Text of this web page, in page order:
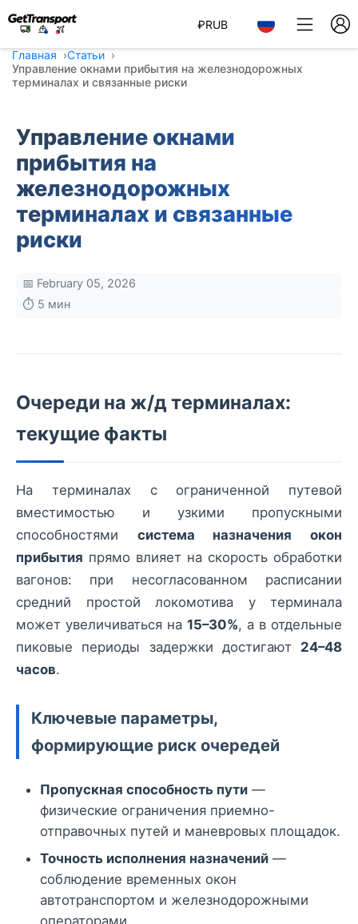
₽RUB
Главная
Статьи
Управление окнами прибытия на железнодорожных
терминалах и связанные риски
Управление окнами
прибытия на
железнодорожных
терминалах и связанные
риски
📅 February 05, 2026
⏱️ 5 мин
Очереди на ж/д терминалах:
текущие факты
На терминалах с ограниченной путевой
вместимостью и узкими пропускными
способностями система назначения окон
прибытия прямо влияет на скорость обработки
вагонов: при несогласованном расписании
средний простой локомотива у терминала
может увеличиваться на 15–30%, а в отдельные
пиковые периоды задержки достигают 24–48
часов.
Ключевые параметры,
формирующие риск очередей
Пропускная способность пути —
физические ограничения приемно-
отправочных путей и маневровых площадок.
Точность исполнения назначений —
соблюдение временных окон
автотранспортом и железнодорожными